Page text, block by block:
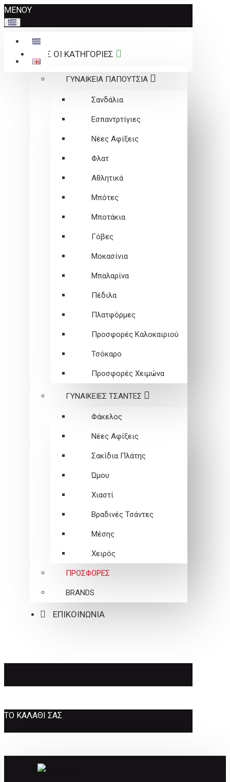
Σημείωση:
Αυτός
ο
ιστότοπος
περιλαμβάνει
ΜΕΝΟΥ
ΟΛΕΣ ΟΙ ΚΑΤΗΓΟΡΙΕΣ
ΓΥΝΑΙΚΕΙΑ ΠΑΠΟΥΤΣΙΑ
Σανδάλια
Εσπαντρτίγιες
Νέες Αφίξεις
Φλατ
Αθλητικά
Μπότες
Μποτάκια
Γόβες
Μοκασίνια
Μπαλαρίνα
Πέδιλα
Πλατφόρμες
Προσφορές Καλοκαιριού
Τσόκαρο
Προσφορές Χειμώνα
ΓΥΝΑΙΚΕΙEΣ ΤΣΑΝΤΕΣ
Φάκελος
Νέες Αφίξεις
Σακίδια Πλάτης
Ώμου
Χιαστί
Βραδινές Τσάντες
Μέσης
Χειρός
ΠΡΟΣΦΟΡΕΣ
BRANDS
ΕΠΙΚΟΙΝΩΝΙΑ
ΤΟ ΚΑΛΆΘΙ ΣΑΣ